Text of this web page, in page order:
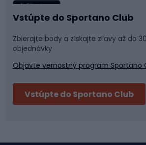
Rybolov
Športová medicína
Bushcraft
Bikepacking
Plávanie
Tímové športy
Fitness a posilňovňa
Cyklistické prilby
Vstúpte do Sportano Club
Zbierajte body a získajte zľavy až do
objednávky
Objavte vernostný program Sportano
Vstúpte do Sportano Club